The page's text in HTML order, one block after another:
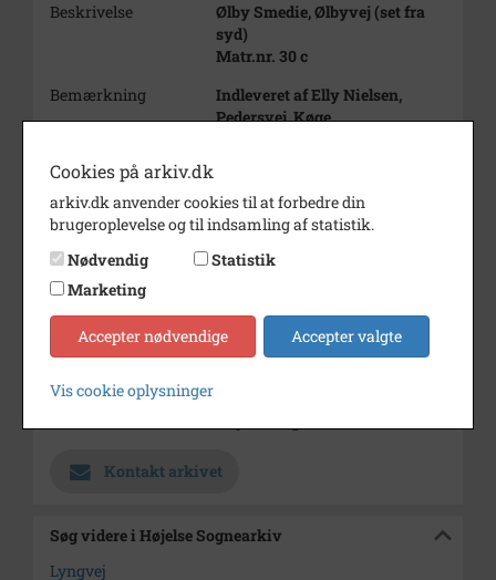
Beskrivelse
Ølby Smedie, Ølbyvej (set fra
syd)
Matr.nr. 30 c
Bemærkning
Indleveret af Elly Nielsen,
Pedersvej, Køge.
det andet
billede har B5461.
Periode
1905 - 1915
Dateringsnote
Fotograf
ukendt
Størrelse
Kontakt arkivet
Søg videre i Højelse Sognearkiv
Lyngvej
Cookies på arkiv.dk
arkiv.dk anvender cookies til at forbedre din
brugeroplevelse og til indsamling af statistik.
Nødvendig
Statistik
Marketing
Accepter nødvendige Accepter valgte
Vis cookie oplysninger